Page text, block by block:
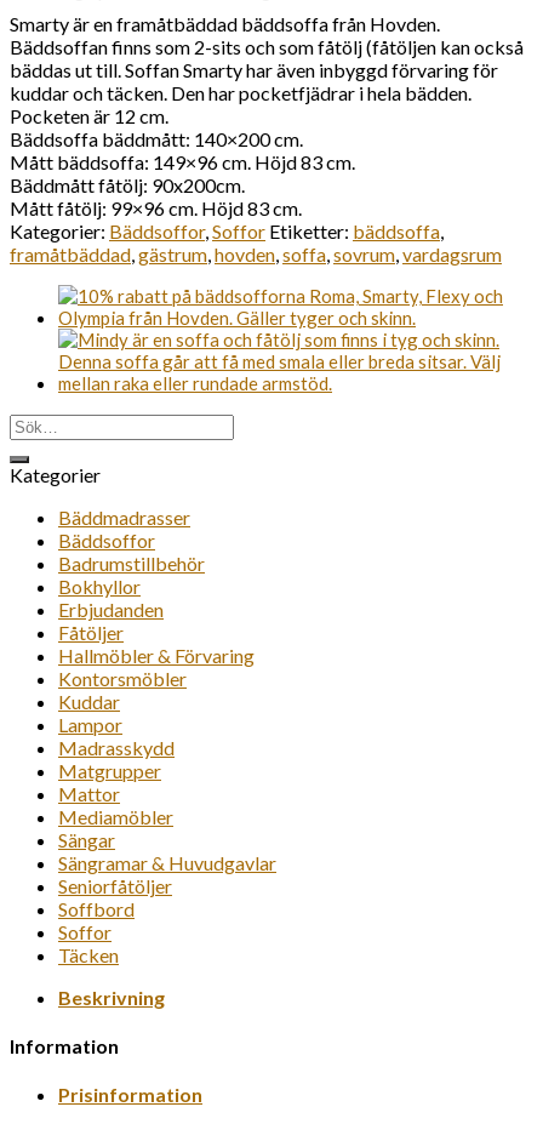
Smarty är en framåtbäddad bäddsoffa från Hovden.
Bäddsoffan finns som 2-sits och som fåtölj (fåtöljen kan också
bäddas ut till. Soffan Smarty har även inbyggd förvaring för
kuddar och täcken. Den har pocketfjädrar i hela bädden.
Pocketen är 12 cm.
Bäddsoffa bäddmått: 140×200 cm.
Mått bäddsoffa: 149×96 cm. Höjd 83 cm.
Bäddmått fåtölj: 90x200cm.
Mått fåtölj: 99×96 cm. Höjd 83 cm.
Kategorier: Bäddsoffor,Soffor Etiketter: bäddsoffa,
framåtbäddad,gästrum,hovden,soffa,sovrum,vardagsrum
Sök
efter:
Kategorier
Bäddmadrasser
Bäddsoffor
Badrumstillbehör
Bokhyllor
Erbjudanden
Fåtöljer
Hallmöbler & Förvaring
Kontorsmöbler
Kuddar
Lampor
Madrasskydd
Matgrupper
Mattor
Mediamöbler
Sängar
Sängramar & Huvudgavlar
Seniorfåtöljer
Soffbord
Soffor
Täcken
Beskrivning
Information
Prisinformation